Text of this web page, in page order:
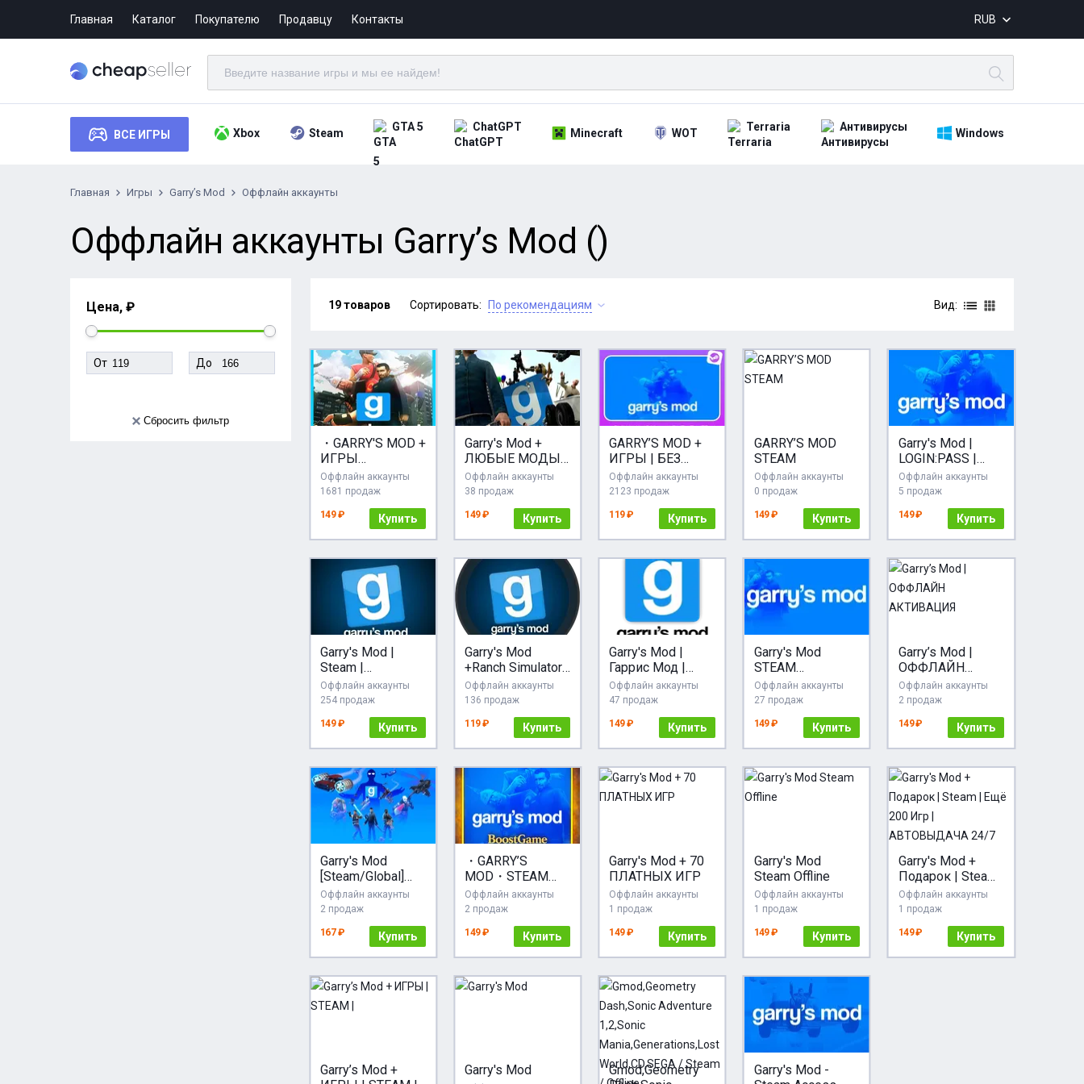
Главная Каталог Покупателю Продавцу Контакты RUB
ВСЕ ИГРЫ Xbox Steam GTA 5 ChatGPT Minecraft WOT Terraria Антивирусы Windows
Главная Игры Garry’s Mod Оффлайн аккаунты
Оффлайн аккаунты Garry’s Mod ()
Цена, ₽
От До
Сбросить фильтр
19 товаров Сортировать: По рекомендациям Вид:
・GARRY'S MOD +
ИГРЫ
(PHASMOPHOBIA
И ДР.)・
STEAM・
Оффлайн аккаунты
1681 продаж
149 ₽ Купить
Garry's Mod +
ЛЮБЫЕ МОДЫ /
STEAM
ОФФЛАЙН
АККАУНТ
Оффлайн аккаунты
38 продаж
149 ₽ Купить
GARRY’S MOD +
ИГРЫ | БЕЗ
GUARD + КЛЮЧ |
STEAM
Оффлайн аккаунты
2123 продаж
119 ₽ Купить
GARRY’S MOD
STEAM
Оффлайн аккаунты
0 продаж
149 ₽ Купить
Garry's Mod |
LOGIN:PASS |
АВТО 24/7 |
OFFLINE
Оффлайн аккаунты
5 продаж
149 ₽ Купить
Garry's Mod |
Steam |
АВТОВЫДАЧА
24/7
Оффлайн аккаунты
254 продаж
149 ₽ Купить
Garry's Mod
+Ranch Simulator
Steam (GLOBAL)
Оффлайн аккаунты
136 продаж
119 ₽ Купить
Garry's Mod |
Гаррис Мод |
Оффлайн | Steam
|
Оффлайн аккаунты
47 продаж
149 ₽ Купить
Garry's Mod
STEAM
+ПРОМОКОД
Оффлайн аккаунты
27 продаж
149 ₽ Купить
Garry’s Mod |
ОФФЛАЙН
АКТИВАЦИЯ
Оффлайн аккаунты
2 продаж
149 ₽ Купить
Garry's Mod
[Steam/Global]
[OFFLINE]
Оффлайн аккаунты
2 продаж
167 ₽ Купить
・GARRY’S
MOD・STEAM
GLOBAL・
Оффлайн аккаунты
2 продаж
149 ₽ Купить
Garry's Mod + 70
ПЛАТНЫХ ИГР
Оффлайн аккаунты
1 продаж
149 ₽ Купить
Garry's Mod
Steam Offline
Оффлайн аккаунты
1 продаж
149 ₽ Купить
Garry's Mod +
Подарок | Steam
| Ещё 200 Игр |
АВТОВЫДАЧА
Оффлайн аккаунты
1 продаж
149 ₽ Купить
Garry’s Mod +
Garry's Mod
Gmod,Geometry
Garry's Mod -